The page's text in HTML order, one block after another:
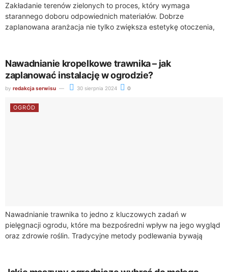
Zakładanie terenów zielonych to proces, który wymaga
starannego doboru odpowiednich materiałów. Dobrze
zaplanowana aranżacja nie tylko zwiększa estetykę otoczenia,
Nawadnianie kropelkowe trawnika – jak
zaplanować instalację w ogrodzie?
by redakcja serwisu 30 sierpnia 2024 0
OGRÓD
Nawadnianie trawnika to jedno z kluczowych zadań w
pielęgnacji ogrodu, które ma bezpośredni wpływ na jego wygląd
oraz zdrowie roślin. Tradycyjne metody podlewania bywają